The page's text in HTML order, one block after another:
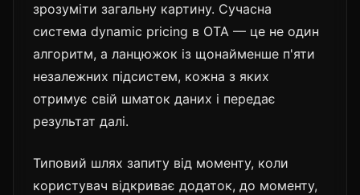
зрозуміти загальну картину. Сучасна
система dynamic pricing в OTA — це не один
алгоритм, а ланцюжок із щонайменше п'яти
незалежних підсистем, кожна з яких
отримує свій шматок даних і передає
результат далі.
Типовий шлях запиту від моменту, коли
користувач відкриває додаток, до моменту,